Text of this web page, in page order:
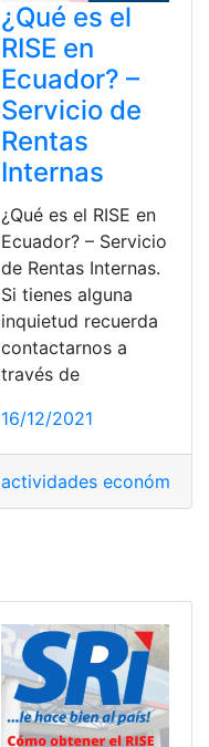
¿Qué es el
RISE en
Ecuador? –
Servicio de
Rentas
Internas
¿Qué es el RISE en
Ecuador? – Servicio
de Rentas Internas.
Si tienes alguna
inquietud recuerda
contactarnos a
través de
16/12/2021
actividades económicas